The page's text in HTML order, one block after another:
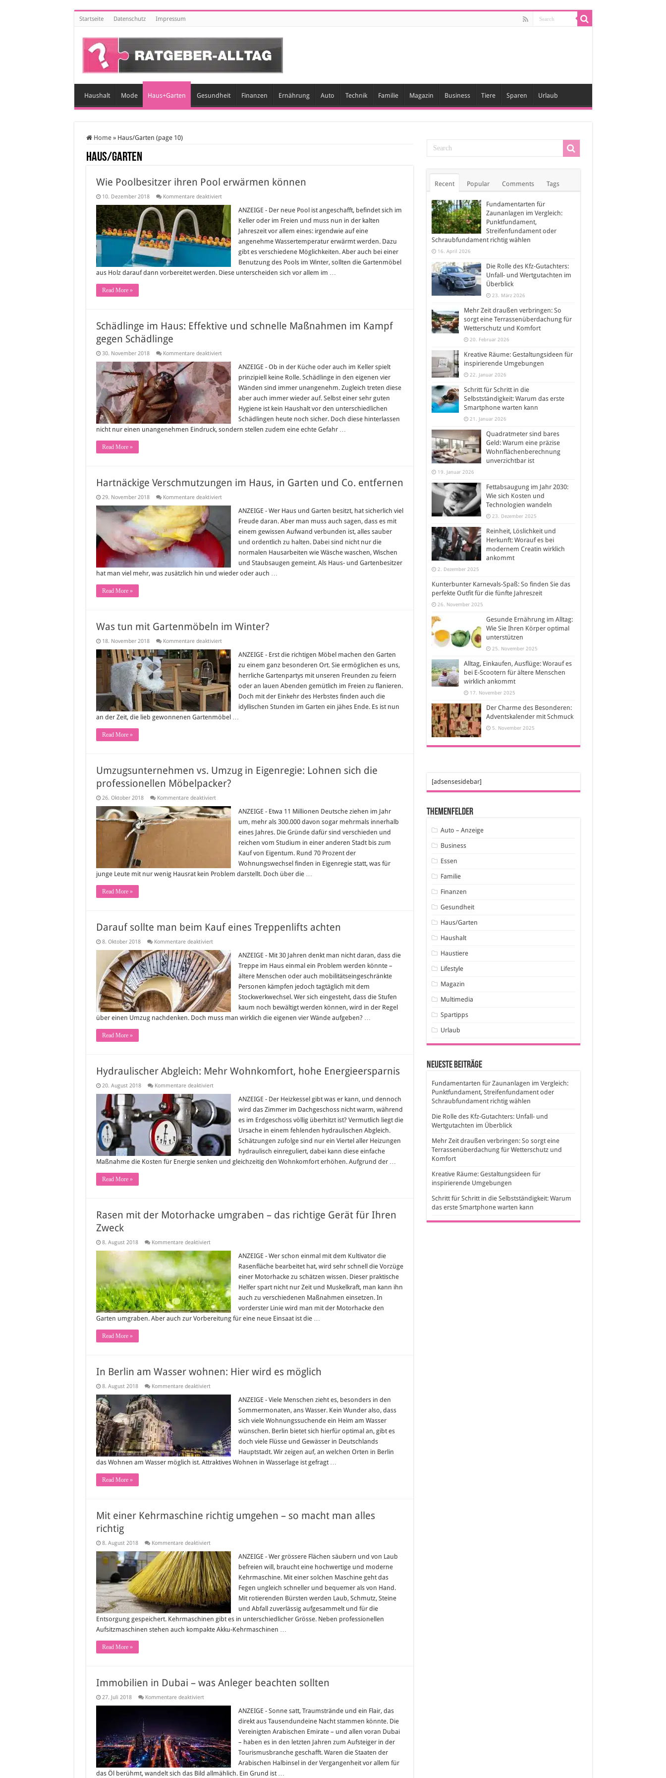
Startseite Datenschutz Impressum
Haushalt Mode Haus+Garten Gesundheit Finanzen Ernährung Auto Technik Familie Magazin Business Tiere Sparen Urlaub
Home » Haus/Garten (page 10)
Haus/Garten
Wie Poolbesitzer ihren Pool erwärmen können
10. Dezember 2018 Kommentare deaktiviertfür
Poolbesitzer
ihren
Pool
erwärmen
können
ANZEIGE - Der neue Pool ist angeschafft, befindet sich im
Keller oder im Freien und muss nun in der kalten
Jahreszeit vor allem eines: irgendwie auf eine
angenehme Wassertemperatur erwärmt werden. Dazu
gibt es verschiedene Möglichkeiten. Aber auch bei einer
Benutzung des Pools im Winter, sollten die Gartenmöbel
aus Holz darauf dann vorbereitet werden. Diese unterscheiden sich vor allem im …
Read More »
Schädlinge im Haus: Effektive und schnelle Maßnahmen im Kampf
gegen Schädlinge
30. November 2018 Kommentare deaktiviertfür
im
Haus:
Effektive
und
schnelle
Maßnahmen
im
Kampf
gegen
Schädlinge
ANZEIGE - Ob in der Küche oder auch im Keller spielt
prinzipiell keine Rolle. Schädlinge in den eigenen vier
Wänden sind immer unangenehm. Zugleich treten diese
aber auch immer wieder auf. Selbst einer sehr guten
Hygiene ist kein Haushalt vor den unterschiedlichen
Schädlingen heute noch sicher. Doch diese hinterlassen
nicht nur einen unangenehmen Eindruck, sondern stellen zudem eine echte Gefahr …
Read More »
Hartnäckige Verschmutzungen im Haus, in Garten und Co. entfernen
29. November 2018 Kommentare deaktiviertfür
Verschmutzungen
Garten
und
Co.
entfernen
ANZEIGE - Wer Haus und Garten besitzt, hat sicherlich viel
Freude daran. Aber man muss auch sagen, dass es mit
einem gewissen Aufwand verbunden ist, alles sauber
und ordentlich zu halten. Dabei sind nicht nur die
normalen Hausarbeiten wie Wäsche waschen, Wischen
und Staubsaugen gemeint. Als Haus- und Gartenbesitzer
hat man viel mehr, was zusätzlich hin und wieder oder auch …
Read More »
Was tun mit Gartenmöbeln im Winter?
18. November 2018 Kommentare deaktiviertfür
tun
mit
Gartenmöbeln
im
Winter?
ANZEIGE - Erst die richtigen Möbel machen den Garten
zu einem ganz besonderen Ort. Sie ermöglichen es uns,
herrliche Gartenpartys mit unseren Freunden zu feiern
oder an lauen Abenden gemütlich im Freien zu flanieren.
Doch mit der Einkehr des Herbstes finden auch die
idyllischen Stunden im Garten ein jähes Ende. Es ist nun
an der Zeit, die lieb gewonnenen Gartenmöbel …
Read More »
Umzugsunternehmen vs. Umzug in Eigenregie: Lohnen sich die
professionellen Möbelpacker?
26. Oktober 2018 Kommentare deaktiviertfür
vs.
Umzug
Eigenregie:
professionellen
Möbelpacker?
ANZEIGE - Etwa 11 Millionen Deutsche ziehen im Jahr
um, mehr als 300.000 davon sogar mehrmals innerhalb
eines Jahres. Die Gründe dafür sind verschieden und
reichen vom Studium in einer anderen Stadt bis zum
Kauf von Eigentum. Rund 70 Prozent der
Wohnungswechsel finden in Eigenregie statt, was für
junge Leute mit nur wenig Hausrat kein Problem darstellt. Doch über die …
Read More »
Darauf sollte man beim Kauf eines Treppenlifts achten
8. Oktober 2018 Kommentare deaktiviertfür
sollte
man
beim
Kauf
eines
Treppenlifts
achten
ANZEIGE - Mit 30 Jahren denkt man nicht daran, dass die
Treppe im Haus einmal ein Problem werden könnte –
ältere Menschen oder auch mobilitätseingeschränkte
Personen kämpfen jedoch tagtäglich mit dem
Stockwerkwechsel. Wer sich eingesteht, dass die Stufen
kaum noch bewältigt werden können, wird in der Regel
über einen Umzug nachdenken. Doch muss man wirklich die eigenen vier Wände aufgeben? …
Read More »
Hydraulischer Abgleich: Mehr Wohnkomfort, hohe Energieersparnis
20. August 2018 Kommentare deaktiviertfür
Mehr
Wohnkomfort,
hohe
Energieersparnis
ANZEIGE - Der Heizkessel gibt was er kann, und dennoch
wird das Zimmer im Dachgeschoss nicht warm, während
es im Erdgeschoss völlig überhitzt ist? Vermutlich liegt die
Ursache in einem fehlenden hydraulischen Abgleich.
Schätzungen zufolge sind nur ein Viertel aller Heizungen
hydraulisch einreguliert, dabei kann diese einfache
Maßnahme die Kosten für Energie senken und gleichzeitig den Wohnkomfort erhöhen. Aufgrund der …
Read More »
Rasen mit der Motorhacke umgraben – das richtige Gerät für Ihren
Zweck
8. August 2018 Kommentare deaktiviertfür
mit
der
Motorhacke
umgraben
–
das
richtige
Gerät
für
Ihren
Zweck
ANZEIGE - Wer schon einmal mit dem Kultivator die
Rasenfläche bearbeitet hat, wird sehr schnell die Vorzüge
einer Motorhacke zu schätzen wissen. Dieser praktische
Helfer spart nicht nur Zeit und Muskelkraft, man kann ihn
auch zu verschiedenen Maßnahmen einsetzen. In
vorderster Linie wird man mit der Motorhacke den
Garten umgraben. Aber auch zur Vorbereitung für eine neue Einsaat ist die …
Read More »
In Berlin am Wasser wohnen: Hier wird es möglich
8. August 2018 Kommentare deaktiviertfür
möglich
ANZEIGE - Viele Menschen zieht es, besonders in den
Sommermonaten, ans Wasser. Kein Wunder also, dass
sich viele Wohnungssuchende ein Heim am Wasser
wünschen. Berlin bietet sich hierfür optimal an, gibt es
doch viele Flüsse und Gewässer in Deutschlands
Hauptstadt. Wir zeigen auf, an welchen Orten in Berlin
das Wohnen am Wasser möglich ist. Attraktives Wohnen in Wasserlage ist gefragt …
Read More »
Mit einer Kehrmaschine richtig umgehen – so macht man alles
richtig
8. August 2018 Kommentare deaktiviertfür
einer
Kehrmaschine
richtig
umgehen
–
so
macht
man
alles
richtig
ANZEIGE - Wer grössere Flächen säubern und von Laub
befreien will, braucht eine hochwertige und moderne
Kehrmaschine. Mit einer solchen Maschine geht das
Fegen ungleich schneller und bequemer als von Hand.
Mit rotierenden Bürsten werden Laub, Schmutz, Steine
und Abfall zuverlässig aufgesammelt und für die
Entsorgung gespeichert. Kehrmaschinen gibt es in unterschiedlicher Grösse. Neben professionellen
Aufsitzmaschinen stehen auch kompakte Akku-Kehrmaschinen …
Read More »
Immobilien in Dubai – was Anleger beachten sollten
27. Juli 2018 Kommentare deaktiviertfür
beachten
sollten
ANZEIGE - Sonne satt, Traumstrände und ein Flair, das
direkt aus Tausendundeine Nacht stammen könnte. Die
Vereinigten Arabischen Emirate – und allen voran Dubai
– haben es in den letzten Jahren zum Aufsteiger in der
Tourismusbranche geschafft. Waren die Staaten der
Arabischen Halbinsel in der Vergangenheit vor allem für
das Öl berühmt, wandelt sich das Bild allmählich. Ein Grund ist …
Recent Popular Comments Tags
Fundamentarten für
Zaunanlagen im Vergleich:
Punktfundament,
Streifenfundament oder
Schraubfundament richtig wählen
16. April 2026
Die Rolle des Kfz-Gutachters:
Unfall- und Wertgutachten im
Überblick
23. März 2026
Mehr Zeit draußen verbringen: So
sorgt eine Terrassenüberdachung für
Wetterschutz und Komfort
20. Februar 2026
Kreative Räume: Gestaltungsideen für
inspirierende Umgebungen
22. Januar 2026
Schritt für Schritt in die
Selbstständigkeit: Warum das erste
Smartphone warten kann
21. Januar 2026
Quadratmeter sind bares
Geld: Warum eine präzise
Wohnflächenberechnung
unverzichtbar ist
19. Januar 2026
Fettabsaugung im Jahr 2030:
Wie sich Kosten und
Technologien wandeln
23. Dezember 2025
Reinheit, Löslichkeit und
Herkunft: Worauf es bei
modernem Creatin wirklich
ankommt
2. Dezember 2025
Kunterbunter Karnevals-Spaß: So finden Sie das
perfekte Outfit für die fünfte Jahreszeit
26. November 2025
Gesunde Ernährung im Alltag:
Wie Sie Ihren Körper optimal
unterstützen
25. November 2025
Alltag, Einkaufen, Ausflüge: Worauf es
bei E-Scootern für ältere Menschen
wirklich ankommt
17. November 2025
Der Charme des Besonderen:
Adventskalender mit Schmuck
5. November 2025
[adsensesidebar]
Themenfelder
Auto – Anzeige
Business
Essen
Familie
Finanzen
Gesundheit
Haus/Garten
Haushalt
Haustiere
Lifestyle
Magazin
Multimedia
Spartipps
Urlaub
Neueste Beiträge
Fundamentarten für Zaunanlagen im Vergleich:
Punktfundament, Streifenfundament oder
Schraubfundament richtig wählen
Die Rolle des Kfz-Gutachters: Unfall- und
Wertgutachten im Überblick
Mehr Zeit draußen verbringen: So sorgt eine
Terrassenüberdachung für Wetterschutz und
Komfort
Kreative Räume: Gestaltungsideen für
inspirierende Umgebungen
Schritt für Schritt in die Selbstständigkeit: Warum
das erste Smartphone warten kann